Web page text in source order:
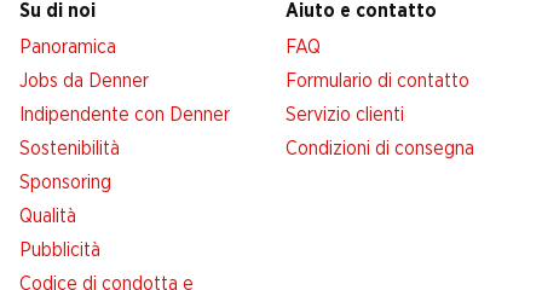
Su di noi
Panoramica
Jobs da Denner
Indipendente con Denner
Sostenibilità
Sponsoring
Qualità
Pubblicità
Codice di condotta e
Aiuto e contatto
FAQ
Formulario di contatto
Servizio clienti
Condizioni di consegna